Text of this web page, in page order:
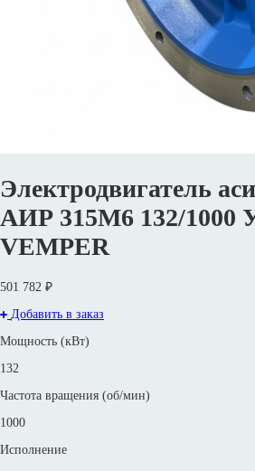
Электродвигатель
АИР 315М6 132/1000
VEMPER
501 782 ₽
Добавить в заказ
Мощность (кВт)
132
Частота вращения (об/мин)
1000
Исполнение